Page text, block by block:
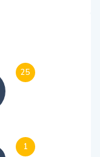
25
1